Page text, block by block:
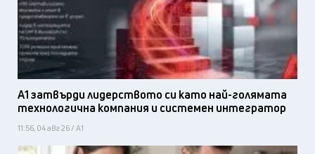
А1 затвърди лидерството си като най-голямата
технологична компания и системен интегратор
11:56, 04 авг 26 / А1